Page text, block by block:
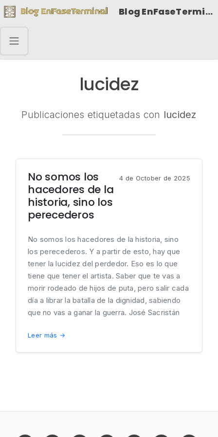
Blog EnFaseTerminal
lucidez
Publicaciones etiquetadas con lucidez
No somos los
hacedores de la
historia, sino los
perecederos
4 de October de 2025
No somos los hacedores de la historia, sino
los perecederos. Y a partir de esto, hay que
tener la lucidez del perdedor. Eso es lo que
tiene que tener el artista. Saber que te vas a
morir rodeado de hijos de puta, pero salir cada
día a librar la batalla de la dignidad, sabiendo
que no vas a ganar la guerra. José Sacristán
Leer más →